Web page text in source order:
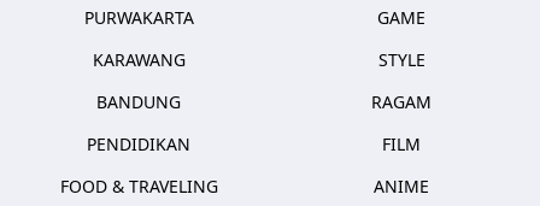
PURWAKARTA
KARAWANG
BANDUNG
PENDIDIKAN
FOOD & TRAVELING
GAME
STYLE
RAGAM
FILM
ANIME